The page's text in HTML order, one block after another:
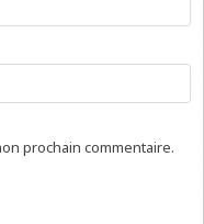
prochain commentaire.